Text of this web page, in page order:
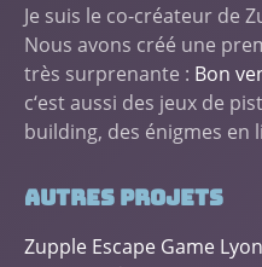
Je suis le co-créateur de
Nous avons créé une
très surprenante : Bon
c‘est aussi des jeux de
building, des énigmes en
Autres projets
Zupple Escape Game Lyon